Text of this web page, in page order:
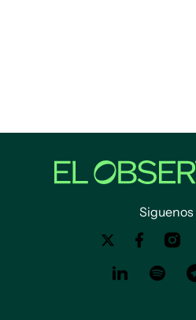
Siguenos